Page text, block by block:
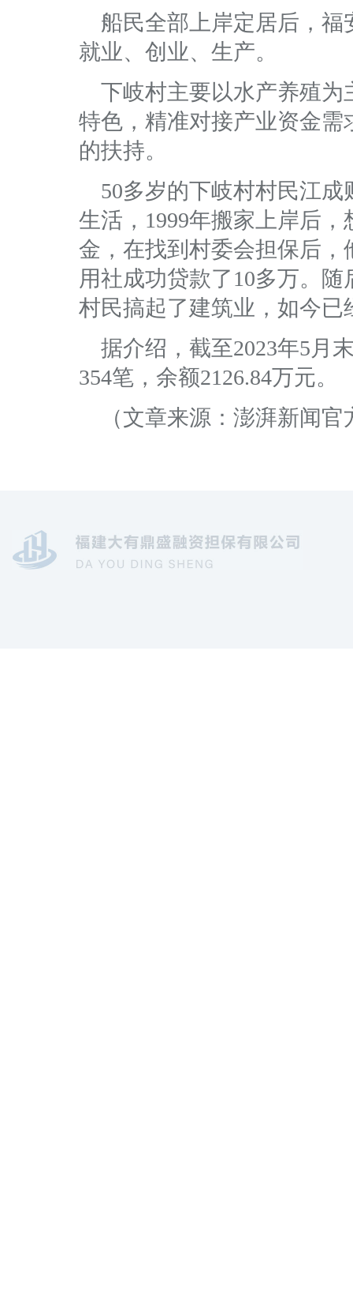
船民全部上岸定居后，
就业、创业、生产。
下岐村主要以水产养殖
特色，精准对接产业资金
的扶持。
50多岁的下岐村村民江
生活，1999年搬家上岸后
金，在找到村委会担保后
用社成功贷款了10多万。
村民搞起了建筑业，如今
据介绍，截至2023年5月
354笔，余额2126.84万元。
（文章来源：澎湃新闻